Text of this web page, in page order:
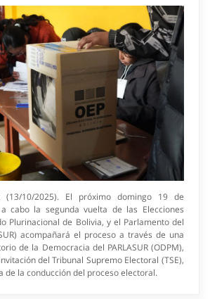
(13/10/2025). El próximo domingo 19 de
cabo la segunda vuelta de las Elecciones
Plurinacional de Bolivia, y el Parlamento del
acompañará el proceso a través de una
de la Democracia del PARLASUR (ODPM),
del Tribunal Supremo Electoral (TSE),
de la conducción del proceso electoral.